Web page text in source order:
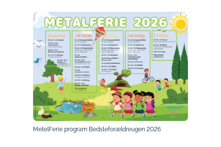
MetelFerie program Bedsteforældreugen 2026